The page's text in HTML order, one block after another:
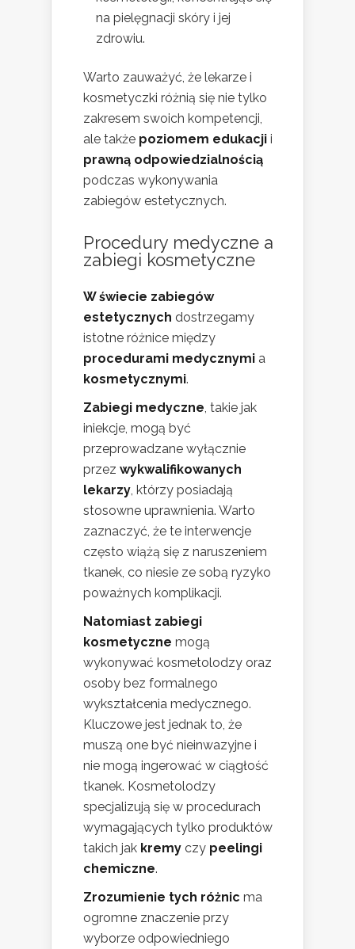
na pielęgnacji skóry i jej
zdrowiu.
Warto zauważyć, że lekarze i
kosmetyczki różnią się nie tylko
zakresem swoich kompetencji,
ale także poziomem edukacji i
prawną odpowiedzialnością
podczas wykonywania
zabiegów estetycznych.
Procedury medyczne a
zabiegi kosmetyczne
W świecie zabiegów
estetycznych dostrzegamy
istotne różnice między
procedurami medycznymi a
kosmetycznymi.
Zabiegi medyczne, takie jak
iniekcje, mogą być
przeprowadzane wyłącznie
przez wykwalifikowanych
lekarzy, którzy posiadają
stosowne uprawnienia. Warto
zaznaczyć, że te interwencje
często wiążą się z naruszeniem
tkanek, co niesie ze sobą ryzyko
poważnych komplikacji.
Natomiast zabiegi
kosmetyczne mogą
wykonywać kosmetolodzy oraz
osoby bez formalnego
wykształcenia medycznego.
Kluczowe jest jednak to, że
muszą one być nieinwazyjne i
nie mogą ingerować w ciągłość
tkanek. Kosmetolodzy
specjalizują się w procedurach
wymagających tylko produktów
takich jak kremy czy peelingi
chemiczne.
Zrozumienie tych różnic ma
ogromne znaczenie przy
wyborze odpowiedniego